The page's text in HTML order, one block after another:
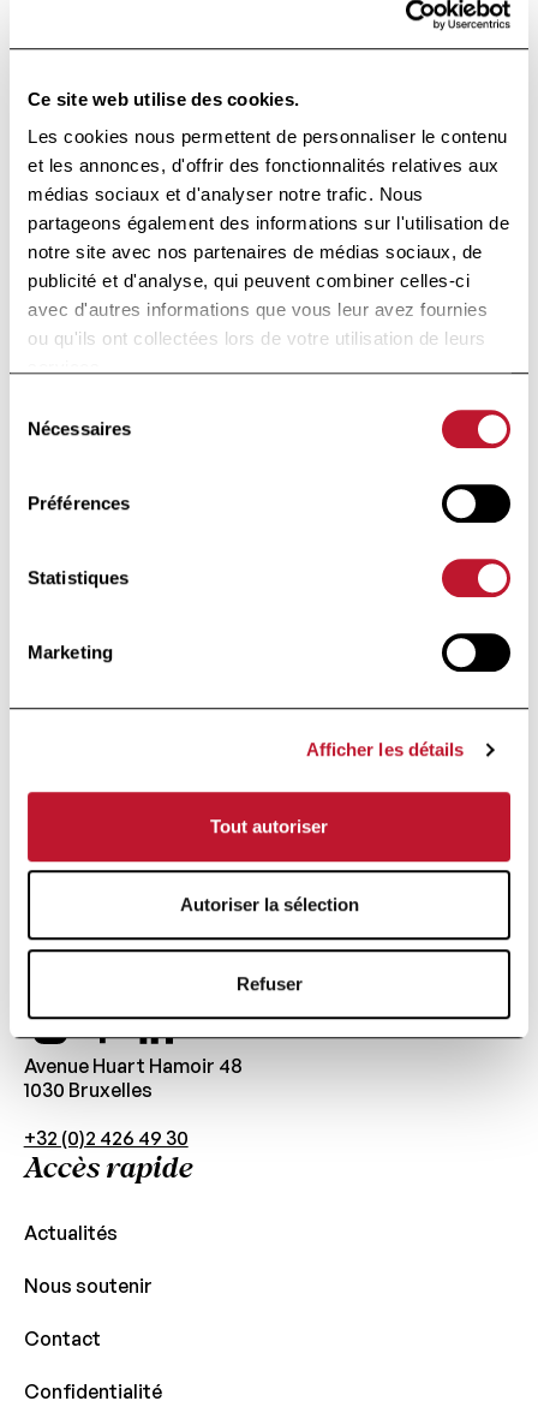
Ce site web utilise des cookies.
Les cookies nous permettent de personnaliser le contenu
et les annonces, d'offrir des fonctionnalités relatives aux
médias sociaux et d'analyser notre trafic. Nous
partageons également des informations sur l'utilisation de
notre site avec nos partenaires de médias sociaux, de
publicité et d'analyse, qui peuvent combiner celles-ci
avec d'autres informations que vous leur avez fournies
ou qu'ils ont collectées lors de votre utilisation de leurs
Nécessaires
Préférences
Statistiques
Marketing
Afficher les détails
Tout autoriser
Autoriser la sélection
Refuser
Retour aux
Retour aux actualités
Fondation d’utilité publique
Sous le Haut Patronage de
Sa Majesté la Reine
Avenue Huart Hamoir 48
1030 Bruxelles
+32 (0)2 426 49 30
Accès rapide
Actualités
Nous soutenir
Contact
Confidentialité